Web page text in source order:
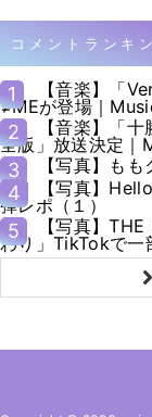
コメントランキ
1
【音楽】「
≠MEが登場｜
2
【音楽】「
全版」放送決定｜
3
【写真】も
4
【写真】
弾レポ（１）
5
【写真】
わり」TikTokで一